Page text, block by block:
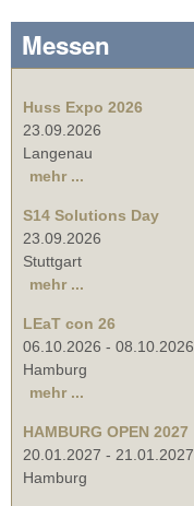
Messen
Huss Expo 2026
23.09.2026
Langenau
mehr ...
S14 Solutions Day
23.09.2026
Stuttgart
mehr ...
LEaT con 26
06.10.2026 - 08.10.2026
Hamburg
mehr ...
HAMBURG OPEN 2027
20.01.2027 - 21.01.2027
Hamburg